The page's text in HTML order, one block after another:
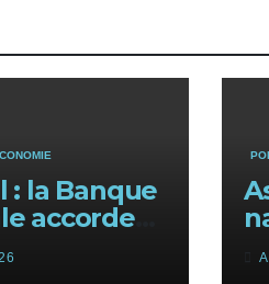
: la Banque
accorde
de 340